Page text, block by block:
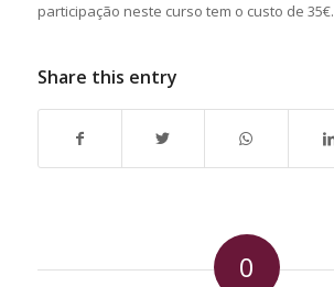
participação neste curso tem o custo de 35€.
Share this entry
0